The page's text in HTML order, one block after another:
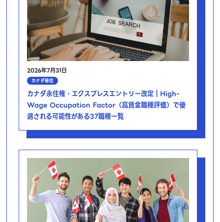
2026年7月31日
カナダ移住
カナダ永住権・エクスプレスエントリー改定｜High-
Wage Occupation Factor（高賃金職種評価）で優
遇される可能性がある37職種一覧